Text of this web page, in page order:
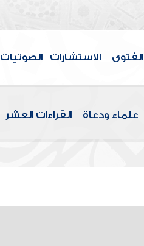
الفتوى الاستشارات الصوتيات
علماء ودعاة القراءات العشر